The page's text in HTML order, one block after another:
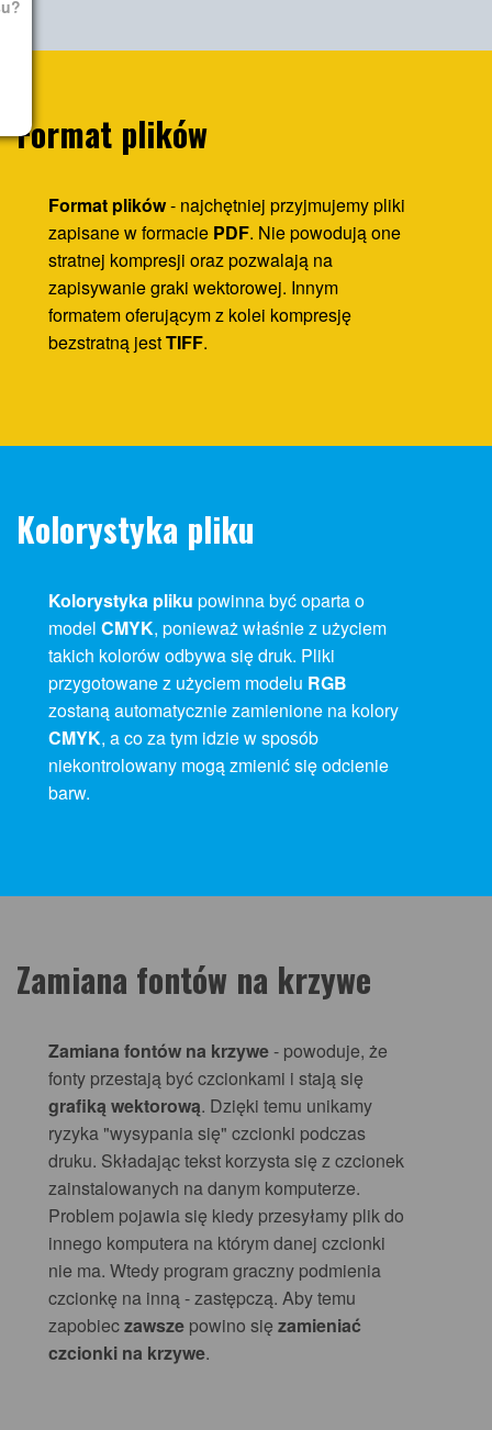
Format plików
Format plików- najchętniej przyjmujemy pliki
zapisane w formacie PDF. Nie powodują one
stratnej kompresji oraz pozwalają na
zapisywanie graki wektorowej. Innym
formatem oferującym z kolei kompresję
bezstratną jestTIFF.
Kolorystyka pliku
Kolorystyka pliku powinna być oparta o
model CMYK, ponieważ właśnie z użyciem
takich kolorów odbywa się druk. Pliki
przygotowane z użyciem modelu RGB
zostaną automatycznie zamienione na kolory
CMYK, a co za tym idzie w sposób
niekontrolowany mogą zmienić się odcienie
barw.
Zamiana fontów na krzywe
Zamiana fontów na krzywe- powoduje, że
fonty przestają być czcionkami i stają się
grafiką wektorową. Dzięki temu unikamy
ryzyka "wysypania się" czcionki podczas
druku. Składając tekst korzysta się z czcionek
zainstalowanych na danym komputerze.
Problem pojawia się kiedy przesyłamy plik do
innego komputera na którym danej czcionki
nie ma. Wtedy program graczny podmienia
czcionkę na inną - zastępczą. Aby temu
zapobieczawsze powino się zamieniać
czcionki na krzywe.